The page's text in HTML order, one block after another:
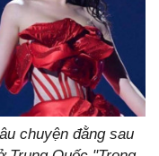
chuyện đằng sau